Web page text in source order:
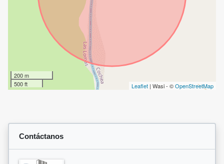
200 m
500 ft
Leaflet | Wasi - ©OpenStreetMap
Contáctanos